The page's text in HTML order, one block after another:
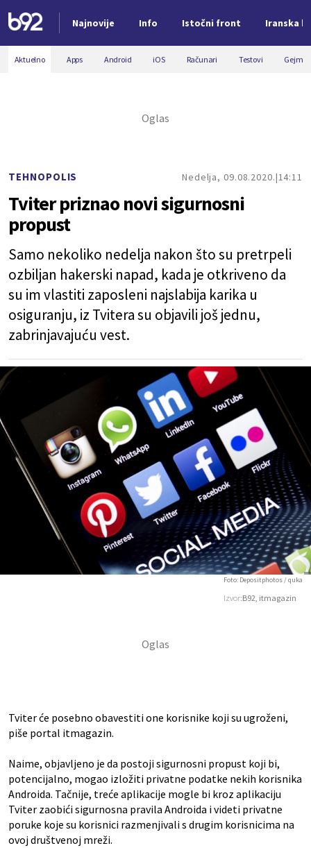
Najnovije Info Istočni front Iranska
Nova vest
Aktuelno Apps Android iOS Računari Testovi
TEHNOPOLIS Nedelja, 09.08.2020. 14:11
Tviter priznao novi sigurnosni
propust
Samo nekoliko nedelja nakon što su pretrpeli
ozbiljan hakerski napad, kada je otkriveno da
su im vlastiti zaposleni najslabija karika u
osiguranju, iz Tvitera su objavili još jednu,
zabrinjavajuću vest.
Izvor:B92, itmagazin
Foto: Depositphotos / quka
Tviter će posebno obavestiti one korisnike koji su ugroženi,
piše portal itmagazin.
Naime, objavljeno je da postoji sigurnosni propust koji bi,
potencijalno, mogao izložiti privatne podatke nekih korisnika
Androida. Tačnije, treće aplikacije mogle bi kroz aplikaciju
Tviter zaobići sigurnosna pravila Androida i videti privatne
poruke koje su korisnici razmenjivali s drugim korisnicima na
ovoj društvenoj mreži.